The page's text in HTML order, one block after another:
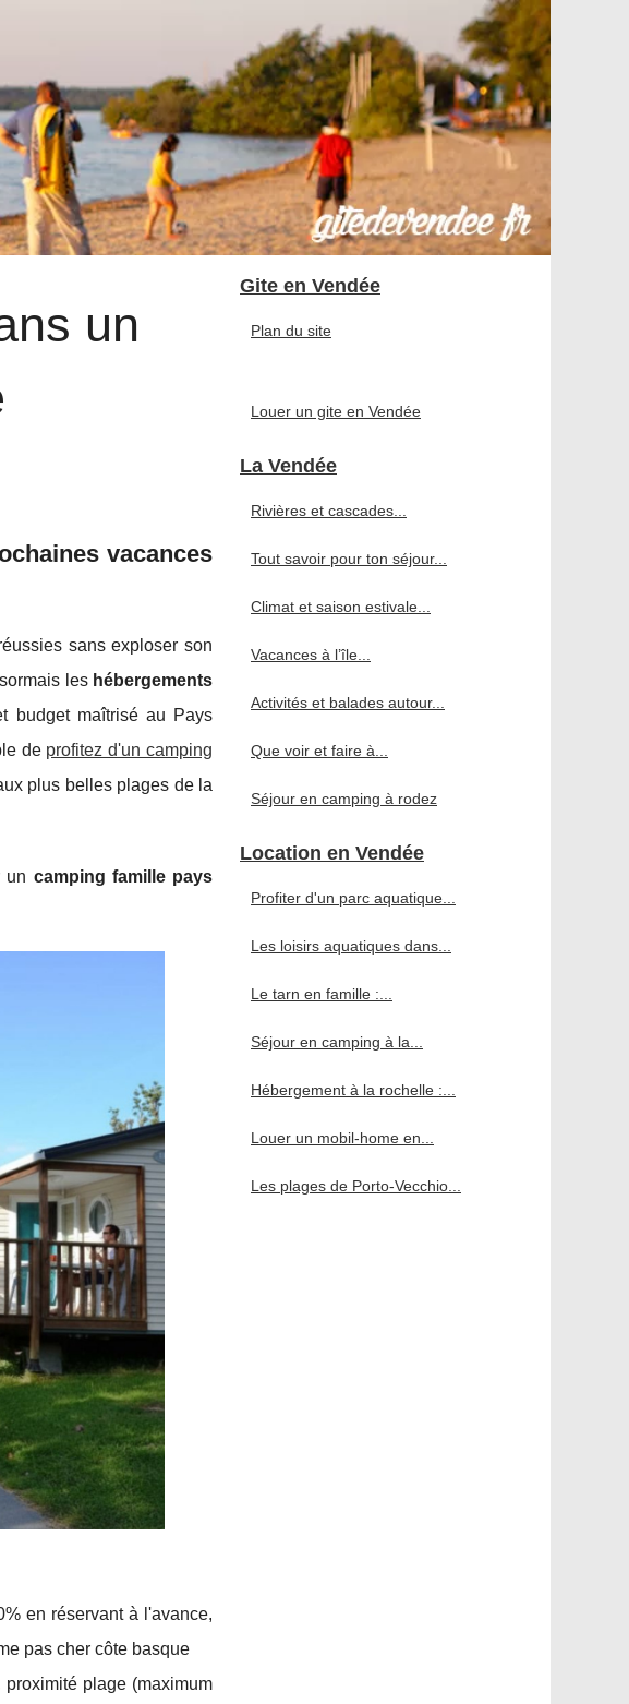
un
vacances
sans exploser son
les hébergements
budget maîtrisé au Pays
de profitez d'un camping
plus belles plages de la
un camping famille pays
en réservant à l'avance,
pas cher côte basque
plage (maximum
Gite en Vendée
Plan du site
Louer un gite en Vendée
La Vendée
Rivières et cascades...
Tout savoir pour ton séjour...
Climat et saison estivale...
Vacances à l’île...
Activités et balades autour...
Que voir et faire à...
Séjour en camping à rodez
Location en Vendée
Profiter d'un parc aquatique...
Les loisirs aquatiques dans...
Le tarn en famille :...
Séjour en camping à la...
Hébergement à la rochelle :...
Louer un mobil-home en...
Les plages de Porto-Vecchio...